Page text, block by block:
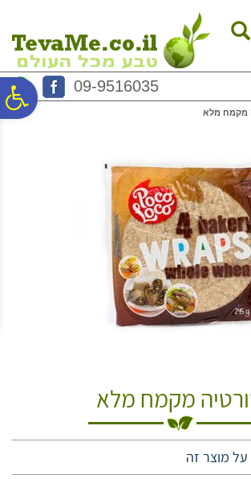
נגישות
המרכזי
09-9516035
מקמח מלא
מקמח מלא
על מוצר זה